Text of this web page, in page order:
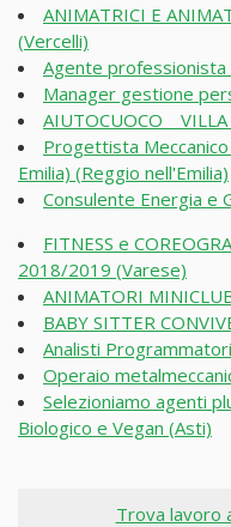
ANIMATRICI E
(Vercelli)
Agente professionista
Manager gestione
AIUTOCUOCO _
Progettista
Emilia) (Reggio nell'Emilia)
Consulente Energia e
FITNESS e
2018/2019 (Varese)
ANIMATORI
BABY SITTER
Analisti
Operaio
Selezioniamo agenti
Biologico e Vegan (Asti)
Trova lavoro